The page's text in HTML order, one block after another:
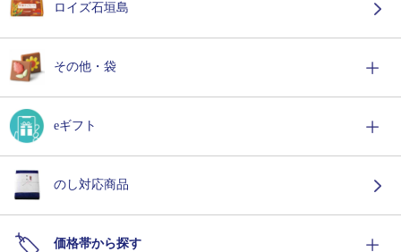
ロイズ石垣島
その他・袋
eギフト
のし対応商品
価格帯から探す